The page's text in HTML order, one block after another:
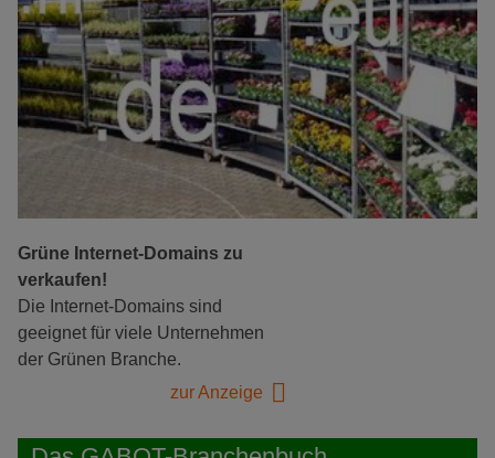
Grüne Internet-Domains zu
verkaufen!
Die Internet-Domains sind
geeignet für viele Unternehmen
der Grünen Branche.
zur Anzeige